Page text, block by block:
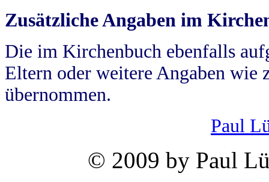
Zusätzliche Angaben im
Die im Kirchenbuch ebenfalls
Eltern oder weitere Angaben wie
übernommen.
Paul
© 2009 by Paul